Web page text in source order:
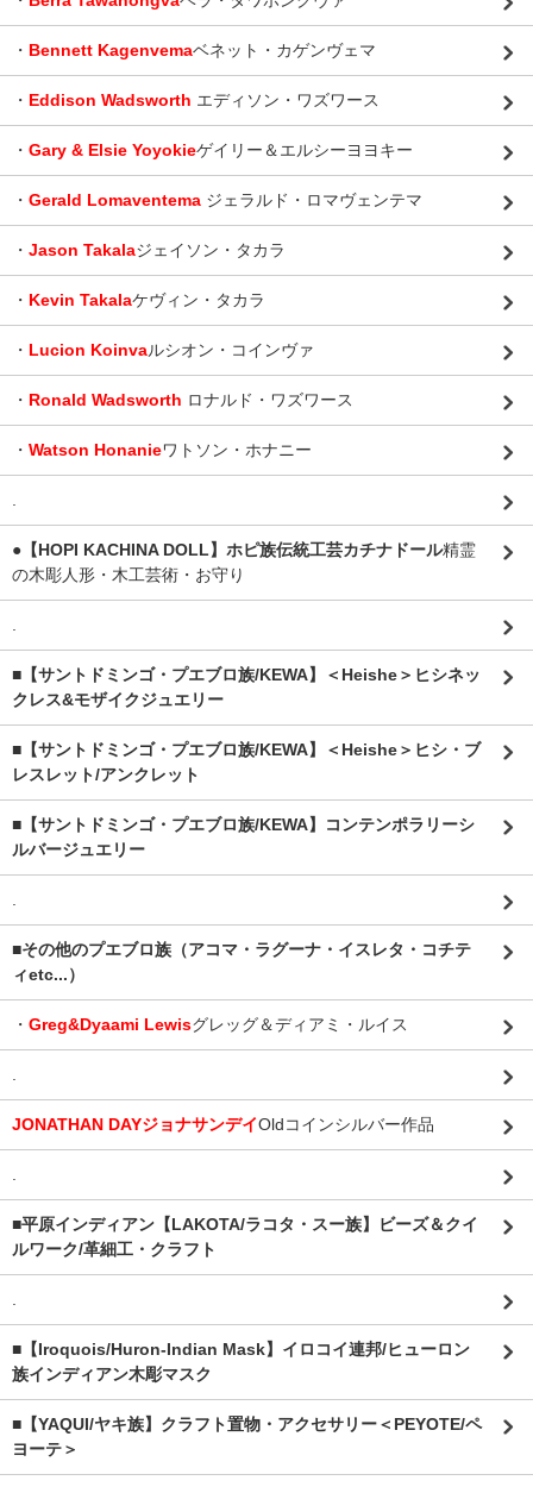
・ Bennett Kagenvemaベネット・カゲンヴェマ
・ Eddison Wadsworth エディソン・ワズワース
・ Gary & Elsie Yoyokieゲイリー＆エルシーヨヨキー
・ Gerald Lomaventema ジェラルド・ロマヴェンテマ
・ Jason Takalaジェイソン・タカラ
・ Kevin Takalaケヴィン・タカラ
・ Lucion Koinvaルシオン・コインヴァ
・ Ronald Wadsworth ロナルド・ワズワース
・ Watson Honanieワトソン・ホナニー
.
●【HOPI KACHINA DOLL】ホピ族伝統工芸カチナドール精霊
の木彫人形・木工芸術・お守り
.
■【サントドミンゴ・プエブロ族/KEWA】＜Heishe＞ヒシネッ
クレス&モザイクジュエリー
■【サントドミンゴ・プエブロ族/KEWA】＜Heishe＞ヒシ・ブ
レスレット/アンクレット
■【サントドミンゴ・プエブロ族/KEWA】コンテンポラリーシ
ルバージュエリー
.
■その他のプエブロ族（アコマ・ラグーナ・イスレタ・コチテ
ィetc...）
・ Greg&Dyaami Lewisグレッグ＆ディアミ・ルイス
.
JONATHAN DAYジョナサンデイOldコインシルバー作品
.
■平原インディアン【LAKOTA/ラコタ・スー族】ビーズ＆クイ
ルワーク/革細工・クラフト
.
■【Iroquois/Huron-Indian Mask】イロコイ連邦/ヒューロン
族インディアン木彫マスク
■【YAQUI/ヤキ族】クラフト置物・アクセサリー＜PEYOTE/ペ
ヨーテ＞